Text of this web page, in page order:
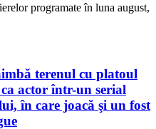
programate în luna august,
terenul cu platoul
actor într-un serial
în care joacă şi un fost